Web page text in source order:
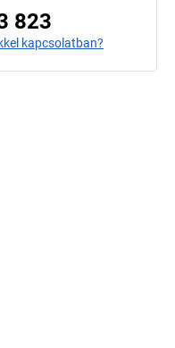
823
kapcsolatban?